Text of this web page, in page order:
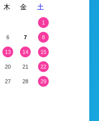
木 金 土
1
6 7 8
13 14 15
20 21 22
27 28 29